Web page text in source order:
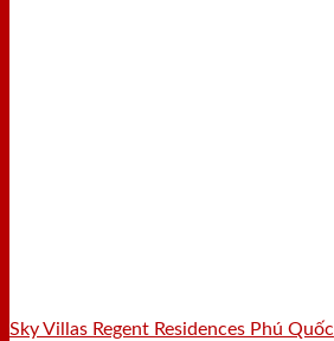
Sky Villas Regent Residences Phú Quốc